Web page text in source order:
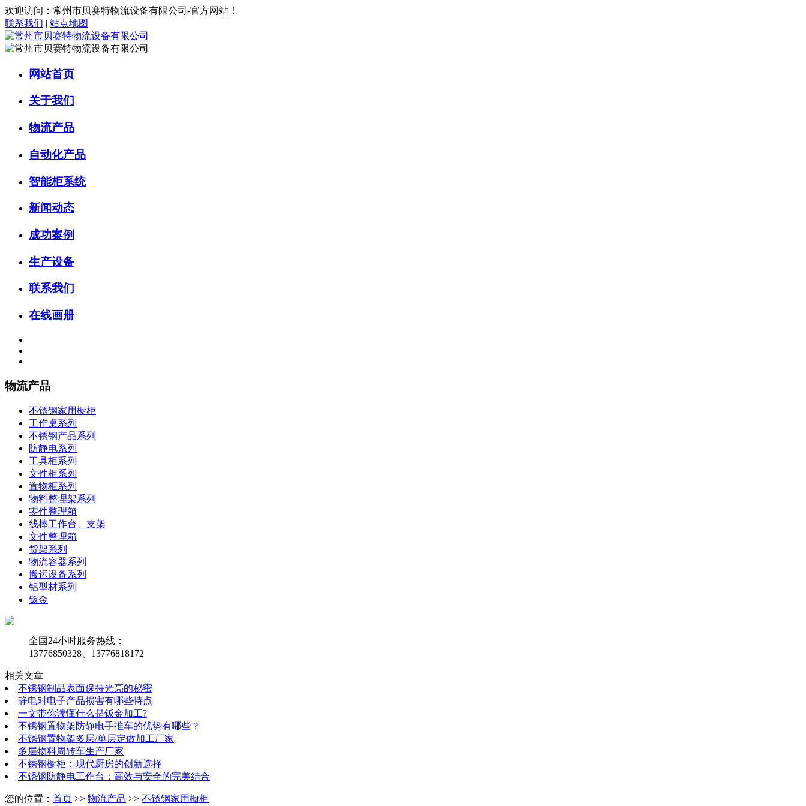
欢迎访问：常州市贝赛特物流设备有限公司-官方网站！
联系我们 | 站点地图
网站首页
关于我们
物流产品
自动化产品
智能柜系统
新闻动态
成功案例
生产设备
联系我们
在线画册
物流产品
不锈钢家用橱柜
工作桌系列
不锈钢产品系列
防静电系列
工具柜系列
文件柜系列
置物柜系列
物料整理架系列
零件整理箱
线棒工作台、支架
文件整理箱
货架系列
物流容器系列
搬运设备系列
铝型材系列
钣金
全国24小时服务热线：
13776850328、13776818172
相关文章
不锈钢制品表面保持光亮的秘密
静电对电子产品损害有哪些特点
一文带你读懂什么是钣金加工?
不锈钢置物架防静电手推车的优势有哪些？
不锈钢置物架多层/单层定做加工厂家
多层物料周转车生产厂家
不锈钢橱柜：现代厨房的创新选择
不锈钢防静电工作台：高效与安全的完美结合
您的位置： 首页 >> 物流产品 >> 不锈钢家用橱柜